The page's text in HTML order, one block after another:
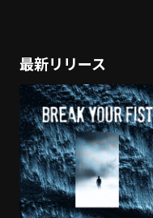
最新リリース